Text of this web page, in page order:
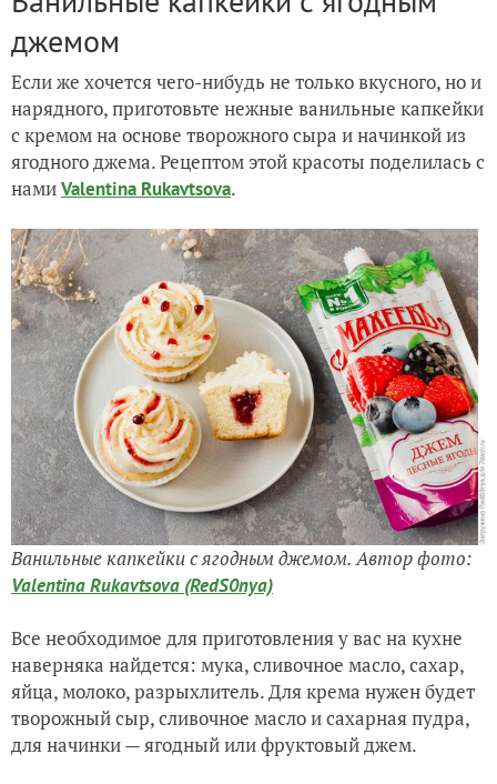
джемом
Если же хочется чего-нибудь не только вкусного, но и
нарядного, приготовьте нежные ванильные капкейки
с кремом на основе творожного сыра и начинкой из
ягодного джема. Рецептом этой красоты поделилась с
намиValentina Rukavtsova.
Ванильные капкейки с ягодным джемом. Автор фото:
Valentina Rukavtsova (RedS0nya)
Все необходимое для приготовления у вас на кухне
наверняка найдется: мука, сливочное масло, сахар,
яйца, молоко, разрыхлитель. Для крема нужен будет
творожный сыр, сливочное масло и сахарная пудра,
для начинки — ягодный или фруктовый джем.